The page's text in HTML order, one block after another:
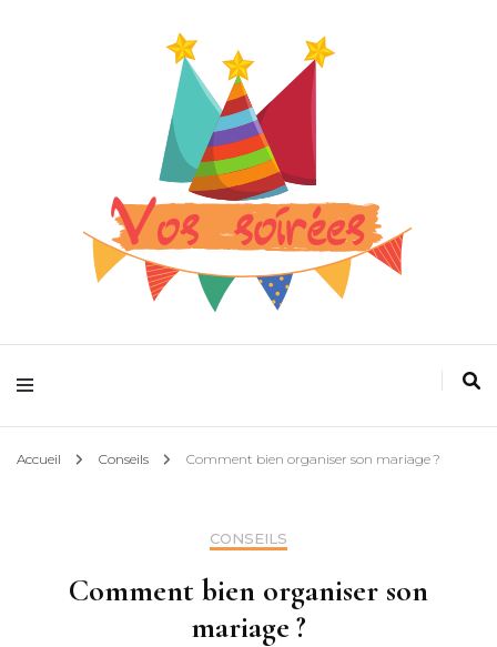
Vos spectacles
Pour que la fête devienne plus folle
Accueil Conseils Comment bien organiser son mariage ?
CONSEILS
Comment bien organiser son
mariage ?